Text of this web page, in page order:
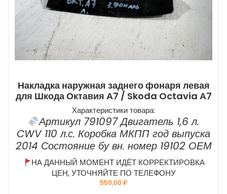
Накладка наружная заднего фонаря левая
для Шкода Октавия А7 / Skoda Octavia А7
Характеристики товара:
Артикул 791097 Двигатель 1,6 л.
CWV 110 л.с. Коробка МКПП год выпуска
2014 Состояние бу вн. номер 19102 ОЕМ
НА ДАННЫЙ МОМЕНТ ИДЁТ КОРРЕКТИРОВКА
ЦЕН, УТОЧНЯЙТЕ ПО ТЕЛЕФОНУ
550,00₽